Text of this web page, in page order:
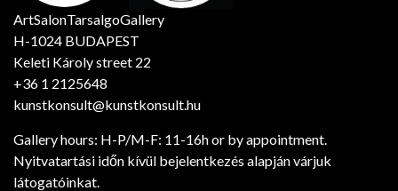
ArtSalonTarsalgoGallery
H-1024 BUDAPEST
Keleti Károly street 22
+36 1 2125648
kunstkonsult@kunstkonsult.hu
Gallery hours: H-P/M-F: 11-16h or by appointment.
Nyitvatartási időn kívül bejelentkezés alapján várjuk
látogatóinkat.